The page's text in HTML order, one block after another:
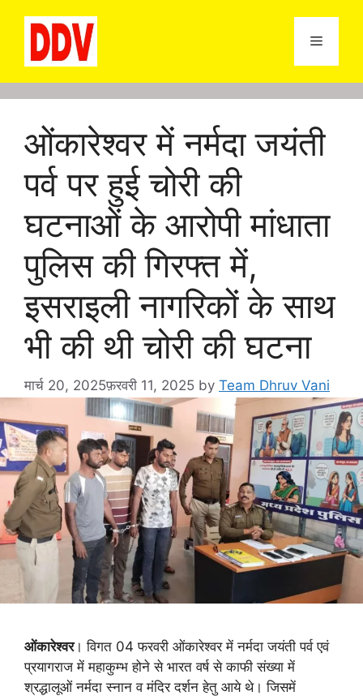
content
Menu
ओंकारेश्वर में नर्मदा जयंती
पर्व पर हुई चोरी की
घटनाओं के आरोपी मांधाता
पुलिस की गिरफ्त में,
इसराइली नागरिकों के साथ
भी की थी चोरी की घटना
मार्च 20, 2025फ़रवरी 11, 2025 by Team Dhruv Vani
ओंकारेश्वर। विगत 04 फरवरी ओंकारेश्वर में नर्मदा जयंती पर्व एवं
प्रयागराज में महाकुम्भ होने से भारत वर्ष से काफी संख्या में
श्रद्धालूओं नर्मदा स्नान व मंदिर दर्शन हेतु आये थे। जिसमें